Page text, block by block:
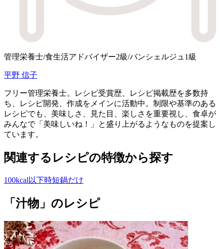
管理栄養士/食生活アドバイザー2級/パンシェルジュ1級
平野 信子
フリー管理栄養士。レシピ受賞歴、レシピ掲載歴を多数持
ち、レシピ開発、作成をメインに活動中。制限や基準のある
レシピでも、美味しさ、見た目、楽しさを重要視し、 食卓が
みんなで「美味しいね！」と盛り上がるようなものを提案し
ています。
関連するレシピの特徴から探す
100kcal以下時短鍋だけ
「汁物」のレシピ